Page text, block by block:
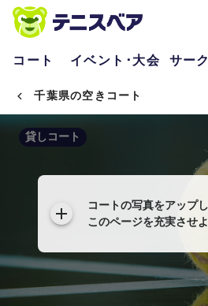
コート イベント･大会 サー
千葉県の空きコート
コートの写真をアップし
このページを充実させよ
貸しコート